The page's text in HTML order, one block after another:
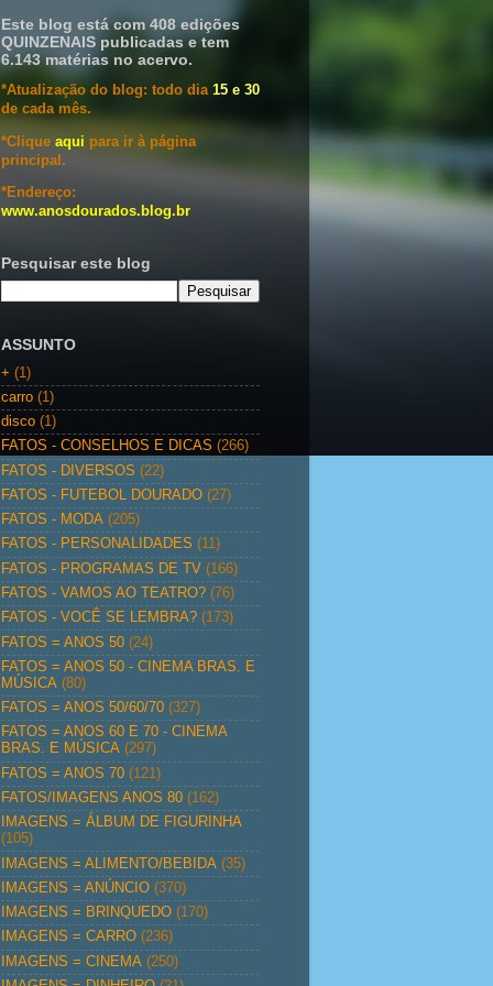
Este blog está com 408 edições
QUINZENAIS publicadas e tem
6.143 matérias no acervo.
*Atualização do blog: todo dia 15 e 30
de cada mês.
*Clique aqui para ir à página
principal.
*Endereço:
www.anosdourados.blog.br
Pesquisar este blog
ASSUNTO
+ (1)
carro (1)
disco (1)
FATOS - CONSELHOS E DICAS (266)
FATOS - DIVERSOS (22)
FATOS - FUTEBOL DOURADO (27)
FATOS - MODA (205)
FATOS - PERSONALIDADES (11)
FATOS - PROGRAMAS DE TV (166)
FATOS - VAMOS AO TEATRO? (76)
FATOS - VOCÊ SE LEMBRA? (173)
FATOS = ANOS 50 (24)
FATOS = ANOS 50 - CINEMA BRAS. E
MÚSICA (80)
FATOS = ANOS 50/60/70 (327)
FATOS = ANOS 60 E 70 - CINEMA
BRAS. E MÚSICA (297)
FATOS = ANOS 70 (121)
FATOS/IMAGENS ANOS 80 (162)
IMAGENS = ÁLBUM DE FIGURINHA
(105)
IMAGENS = ALIMENTO/BEBIDA (35)
IMAGENS = ANÚNCIO (370)
IMAGENS = BRINQUEDO (170)
IMAGENS = CARRO (236)
IMAGENS = CINEMA (250)